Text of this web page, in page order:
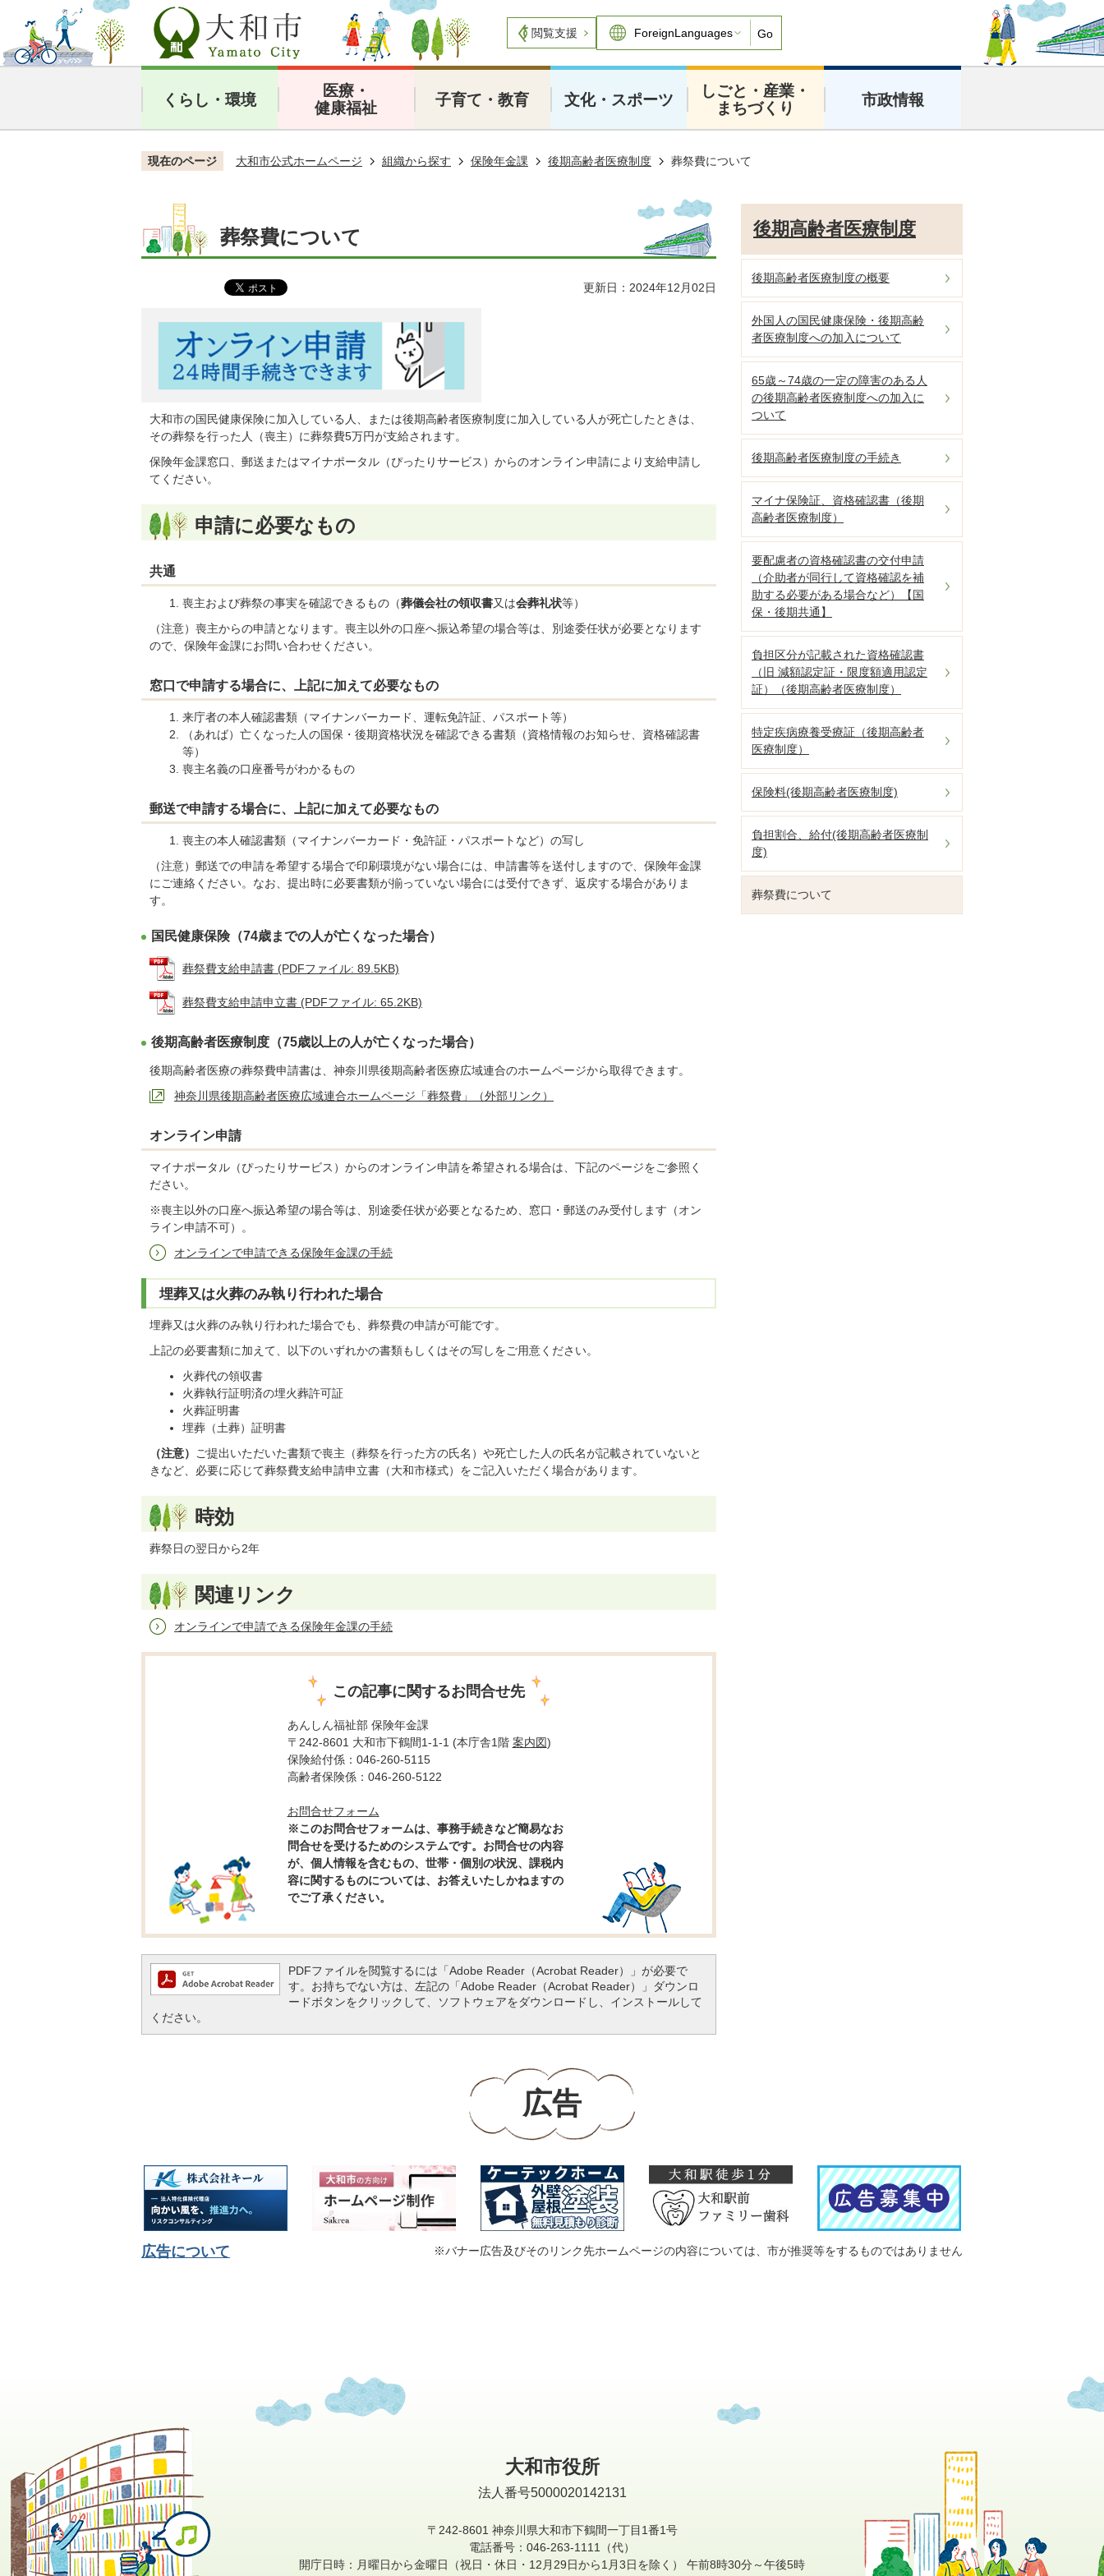
閲覧支援 Go
くらし・環境
医療・
健康福祉
子育て・教育 文化・スポーツ
しごと・産業・
まちづくり
市政情報
現在のページ 大和市公式ホームページ 組織から探す 保険年金課 後期高齢者医療制度 葬祭費について
葬祭費について
更新日：2024年12月02日
大和市の国民健康保険に加入している人、または後期高齢者医療制度に加入している人が死亡したときは、
その葬祭を行った人（喪主）に葬祭費5万円が支給されます。
保険年金課窓口、郵送またはマイナポータル（ぴったりサービス）からのオンライン申請により支給申請し
てください。
申請に必要なもの
共通
喪主および葬祭の事実を確認できるもの（葬儀会社の領収書又は会葬礼状等）
（注意）喪主からの申請となります。喪主以外の口座へ振込希望の場合等は、別途委任状が必要となります
ので、保険年金課にお問い合わせください。
窓口で申請する場合に、上記に加えて必要なもの
来庁者の本人確認書類（マイナンバーカード、運転免許証、パスポート等）
（あれば）亡くなった人の国保・後期資格状況を確認できる書類（資格情報のお知らせ、資格確認書
等）
喪主名義の口座番号がわかるもの
郵送で申請する場合に、上記に加えて必要なもの
喪主の本人確認書類（マイナンバーカード・免許証・パスポートなど）の写し
（注意）郵送での申請を希望する場合で印刷環境がない場合には、申請書等を送付しますので、保険年金課
にご連絡ください。なお、提出時に必要書類が揃っていない場合には受付できず、返戻する場合がありま
す。
国民健康保険（74歳までの人が亡くなった場合）
葬祭費支給申請書 (PDFファイル: 89.5KB)
葬祭費支給申請申立書 (PDFファイル: 65.2KB)
後期高齢者医療制度（75歳以上の人が亡くなった場合）
後期高齢者医療の葬祭費申請書は、神奈川県後期高齢者医療広域連合のホームページから取得できます。
神奈川県後期高齢者医療広域連合ホームページ「葬祭費」（外部リンク）
オンライン申請
マイナポータル（ぴったりサービス）からのオンライン申請を希望される場合は、下記のページをご参照く
ださい。
※喪主以外の口座へ振込希望の場合等は、別途委任状が必要となるため、窓口・郵送のみ受付します（オン
ライン申請不可）。
オンラインで申請できる保険年金課の手続
埋葬又は火葬のみ執り行われた場合
埋葬又は火葬のみ執り行われた場合でも、葬祭費の申請が可能です。
上記の必要書類に加えて、以下のいずれかの書類もしくはその写しをご用意ください。
火葬代の領収書
火葬執行証明済の埋火葬許可証
火葬証明書
埋葬（土葬）証明書
（注意）
ご提出いただいた書類で喪主（葬祭を行った方の氏名）や死亡した人の氏名が記載されていないと
きなど、必要に応じて葬祭費支給申請申立書（大和市様式）をご記入いただく場合があります。
時効
葬祭日の翌日から2年
関連リンク
オンラインで申請できる保険年金課の手続
この記事に関するお問合せ先
あんしん福祉部 保険年金課
〒242-8601 大和市下鶴間1-1-1 (本庁舎1階 案内図)
保険給付係：046-260-5115
高齢者保険係：046-260-5122
お問合せフォーム
※このお問合せフォームは、事務手続きなど簡易なお
問合せを受けるためのシステムです。お問合せの内容
が、個人情報を含むもの、世帯・個別の状況、課税内
容に関するものについては、お答えいたしかねますの
でご了承ください。
PDFファイルを閲覧するには「Adobe Reader（Acrobat Reader）」が必要で
す。お持ちでない方は、左記の「Adobe Reader（Acrobat Reader）」ダウンロ
ードボタンをクリックして、ソフトウェアをダウンロードし、インストールして
ください。
後期高齢者医療制度
後期高齢者医療制度の概要
外国人の国民健康保険・後期高齢
者医療制度への加入について
65歳～74歳の一定の障害のある人
の後期高齢者医療制度への加入に
ついて
後期高齢者医療制度の手続き
マイナ保険証、資格確認書（後期
高齢者医療制度）
要配慮者の資格確認書の交付申請
（介助者が同行して資格確認を補
助する必要がある場合など）【国
保・後期共通】
負担区分が記載された資格確認書
（旧 減額認定証・限度額適用認定
証）（後期高齢者医療制度）
特定疾病療養受療証（後期高齢者
医療制度）
保険料(後期高齢者医療制度)
負担割合、給付(後期高齢者医療制
度)
葬祭費について
広告
広告について ※バナー広告及びそのリンク先ホームページの内容については、市が推奨等をするものではありません
大和市役所
法人番号5000020142131
〒242-8601 神奈川県大和市下鶴間一丁目1番1号
電話番号：046-263-1111（代）
開庁日時：月曜日から金曜日
（祝日・休日・12月29日から1月3日を除く） 午前8時30分～午後5時